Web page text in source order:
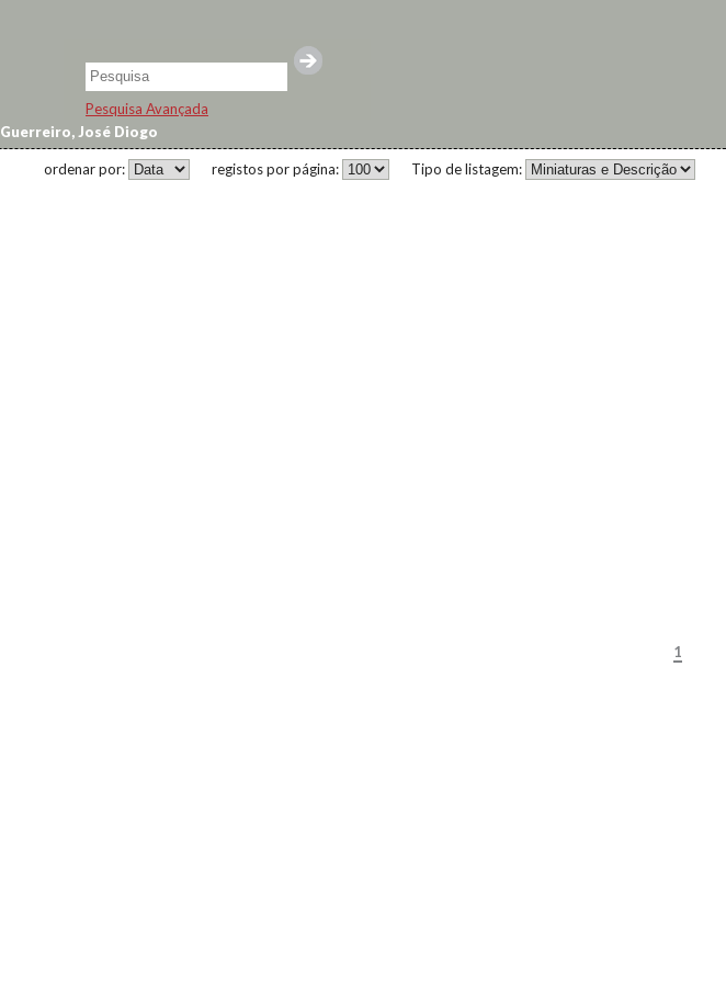
Pesquisa Avançada
Guerreiro, José Diogo
Tipo de listagem:
registos por página:
ordenar por:
1